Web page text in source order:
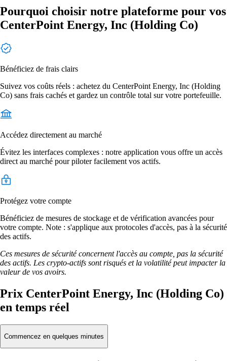
Pourquoi choisir notre plateforme pour vos
CenterPoint Energy, Inc (Holding Co)
Bénéficiez de frais clairs
Suivez vos coûts réels : achetez du CenterPoint Energy, Inc (Holding
Co) sans frais cachés et gardez un contrôle total sur votre portefeuille.
Accédez directement au marché
Évitez les interfaces complexes : notre application vous offre un accès
direct au marché pour piloter facilement vos actifs.
Protégez votre compte
Bénéficiez de mesures de stockage et de vérification avancées pour
votre compte. Note : s'applique aux protocoles d'accès, pas à la sécurité
des actifs.
Ces mesures de sécurité concernent l'accès au compte, pas la sécurité
des actifs. Les crypto-actifs sont risqués et la volatilité peut impacter la
valeur de vos avoirs.
Prix CenterPoint Energy, Inc (Holding Co)
en temps réel
Commencez en quelques minutes